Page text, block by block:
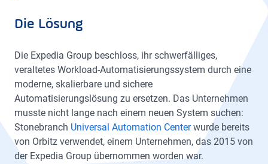
Die Lösung
Die Expedia Group beschloss, ihr schwerfälliges,
veraltetes Workload-Automatisierungssystem durch eine
moderne, skalierbare und sichere
Automatisierungslösung zu ersetzen. Das Unternehmen
musste nicht lange nach einem neuen System suchen:
Stonebranch Universal Automation Centerwurde bereits
von Orbitz verwendet, einem Unternehmen, das 2015 von
der Expedia Group übernommen worden war.